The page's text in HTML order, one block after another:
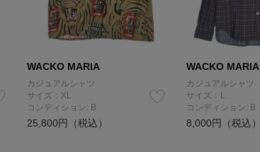
WACKO MARIA
カジュアルシャツ
サイズ：XL
コンディション: B
25,800円（税込）
WACKO MARIA
カジュアルシャツ
サイズ：L
コンディション: B
8,000円（税込）